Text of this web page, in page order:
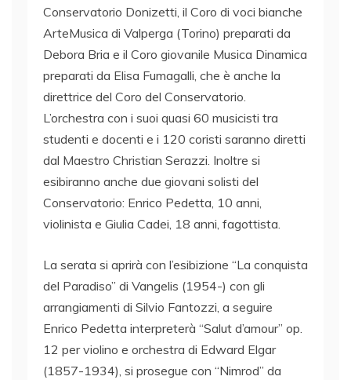
Conservatorio Donizetti, il Coro di voci bianche
ArteMusica di Valperga (Torino) preparati da
Debora Bria e il Coro giovanile Musica Dinamica
preparati da Elisa Fumagalli, che è anche la
direttrice del Coro del Conservatorio.
L’orchestra con i suoi quasi 60 musicisti tra
studenti e docenti e i 120 coristi saranno diretti
dal Maestro Christian Serazzi. Inoltre si
esibiranno anche due giovani solisti del
Conservatorio: Enrico Pedetta, 10 anni,
violinista e Giulia Cadei, 18 anni, fagottista.
La serata si aprirà con l’esibizione “La conquista
del Paradiso” di Vangelis (1954-) con gli
arrangiamenti di Silvio Fantozzi, a seguire
Enrico Pedetta interpreterà “Salut d’amour” op.
12 per violino e orchestra di Edward Elgar
(1857-1934), si prosegue con “Nimrod” da